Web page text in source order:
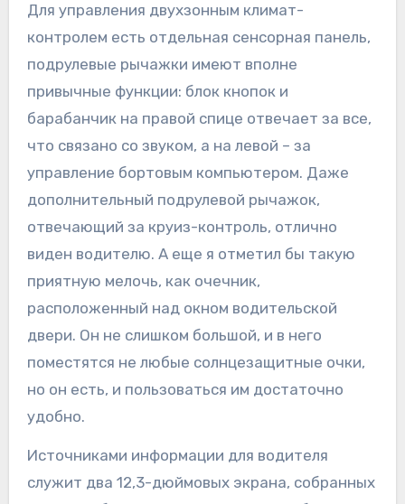
Для управления двухзонным климат-
контролем есть отдельная сенсорная панель,
подрулевые рычажки имеют вполне
привычные функции: блок кнопок и
барабанчик на правой спице отвечает за все,
что связано со звуком, а на левой – за
управление бортовым компьютером. Даже
дополнительный подрулевой рычажок,
отвечающий за круиз-контроль, отлично
виден водителю. А еще я отметил бы такую
приятную мелочь, как очечник,
расположенный над окном водительской
двери. Он не слишком большой, и в него
поместятся не любые солнцезащитные очки,
но он есть, и пользоваться им достаточно
удобно.
Источниками информации для водителя
служит два 12,3-дюймовых экрана, собранных